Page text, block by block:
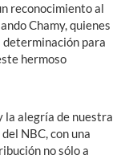
reconocimiento al
Chamy, quienes
determinación para
hermoso
la alegría de nuestra
NBC, con una
no sólo a